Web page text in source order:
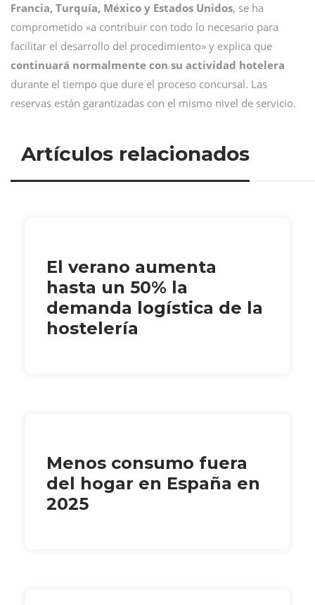
Francia, Turquía, México y Estados Unidos, se ha
comprometido «a contribuir con todo lo necesario para
facilitar el desarrollo del procedimiento» y explica que
continuará normalmente con su actividad hotelera
durante el tiempo que dure el proceso concursal. Las
reservas están garantizadas con el mismo nivel de servicio.
Artículos relacionados
El verano aumenta
hasta un 50% la
demanda logística de la
hostelería
Menos consumo fuera
del hogar en España en
2025